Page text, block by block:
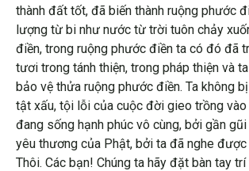
thành đất tốt, đã biến thành ruộng phước
lượng từ bi như nước từ trời tuôn chảy
điền, trong ruộng phước điền ta có đó đã
tươi trong tánh thiện, trong pháp thiện và
bảo vệ thửa ruộng phước điền. Ta không
tật xấu, tội lỗi của cuộc đời gieo trồng
đang sống hạnh phúc vô cùng, bởi gần
yêu thương của Phật, bởi ta đã nghe
Thôi. Các bạn! Chúng ta hãy đặt bàn tay